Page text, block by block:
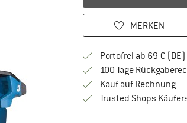
MERKEN
Portofrei ab 69 € (DE)
100 Tage
Kauf auf Rechnung
Trusted Shops